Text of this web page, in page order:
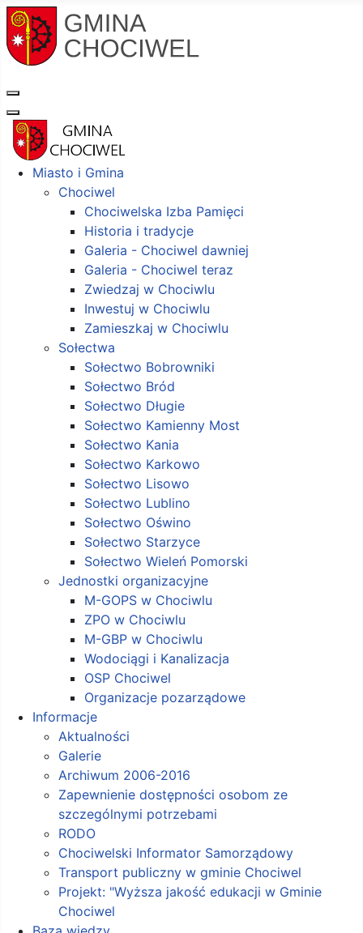
Miasto i Gmina
Chociwel
Chociwelska Izba Pamięci
Historia i tradycje
Galeria - Chociwel dawniej
Galeria - Chociwel teraz
Zwiedzaj w Chociwlu
Inwestuj w Chociwlu
Zamieszkaj w Chociwlu
Sołectwa
Sołectwo Bobrowniki
Sołectwo Bród
Sołectwo Długie
Sołectwo Kamienny Most
Sołectwo Kania
Sołectwo Karkowo
Sołectwo Lisowo
Sołectwo Lublino
Sołectwo Oświno
Sołectwo Starzyce
Sołectwo Wieleń Pomorski
Jednostki organizacyjne
M-GOPS w Chociwlu
ZPO w Chociwlu
M-GBP w Chociwlu
Wodociągi i Kanalizacja
OSP Chociwel
Organizacje pozarządowe
Informacje
Aktualności
Galerie
Archiwum 2006-2016
Zapewnienie dostępności osobom ze
szczególnymi potrzebami
RODO
Chociwelski Informator Samorządowy
Transport publiczny w gminie Chociwel
Projekt: "Wyższa jakość edukacji w Gminie
Chociwel